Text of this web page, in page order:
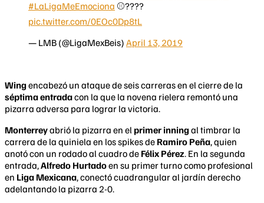
#LaLigaMeEmociona ⚾????
pic.twitter.com/0EOc0Dp8tL
— LMB (@LigaMexBeis) April 13, 2019
Wing encabezó un ataque de seis carreras en el cierre de la
séptima entradacon la que la novena rielera remontó una
pizarra adversa para lograr la victoria.
Monterreyabrió la pizarra en el primer inning al timbrar la
carrera de la quiniela en los spikes de Ramiro Peña, quien
anotó con un rodado al cuadro de Félix Pérez. En la segunda
entrada,Alfredo Hurtadoen su primer turno como profesional
en Liga Mexicana, conectó cuadrangular al jardín derecho
adelantando la pizarra 2-0.